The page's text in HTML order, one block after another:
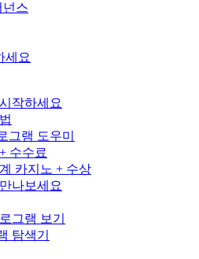
넌스
세요
작하세요
그램 도우미
수수료
카지노 + 수상
나보세요
그램 보기
탐색기